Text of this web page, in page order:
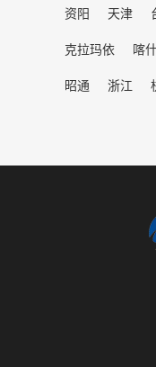
资阳
天津
克拉玛依
喀
昭通
浙江